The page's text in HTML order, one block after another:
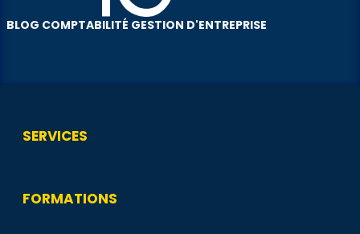
BLOG COMPTABILITÉ GESTION D'ENTREPRISE
SERVICES
FORMATIONS